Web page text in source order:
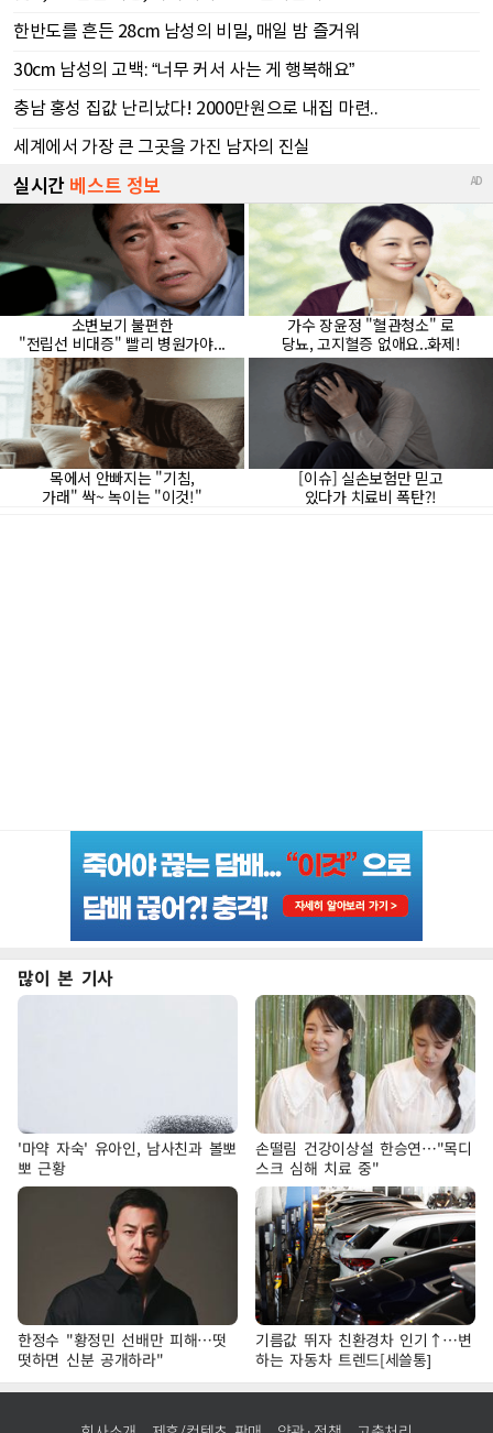
많이 본 기사
'마약 자숙' 유아인, 남사친과 볼뽀
뽀 근황
손떨림 건강이상설 한승연…"목디
스크 심해 치료 중"
한정수 "황정민 선배만 피해…떳
떳하면 신분 공개하라"
기름값 뛰자 친환경차 인기↑…변
하는 자동차 트렌드[세쓸통]